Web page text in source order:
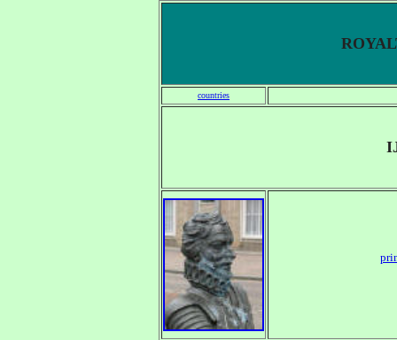
countries